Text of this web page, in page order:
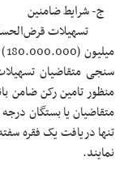
ج- شرایط ضامنین
تسهیلات قرض‌الحسنه
سنجی متقاضیان
منظور تامین رکن ضامن
متقاضیان یا بستگان
تنها دریافت یک فقره
نمایند.